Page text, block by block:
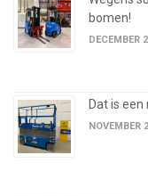
bomen!
DECEMBER
Dat is
NOVEMBER